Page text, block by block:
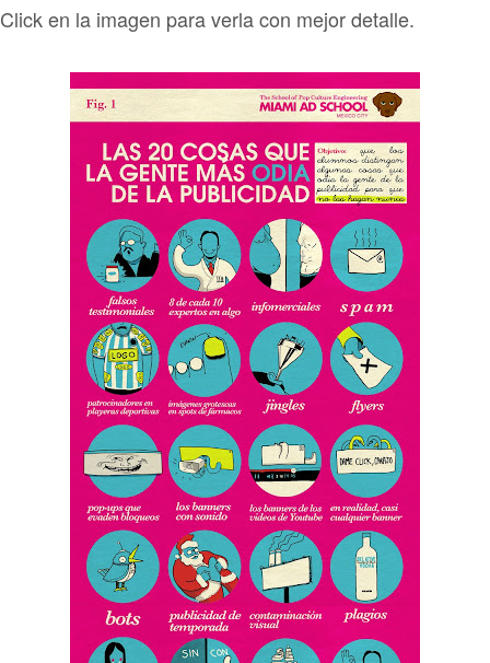
Click en la imagen para verla con mejor detalle.